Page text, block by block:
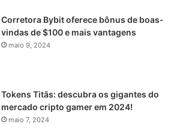
Corretora Bybit oferece bônus de boas-
vindas de $100 e mais vantagens
maio 9, 2024
Tokens Titãs: descubra os gigantes do
mercado cripto gamer em 2024!
maio 7, 2024